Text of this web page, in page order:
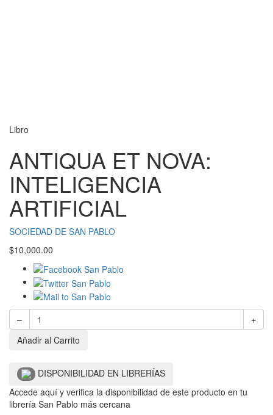
Libro
ANTIQUA ET NOVA:
INTELIGENCIA
ARTIFICIAL
SOCIEDAD DE SAN PABLO
$10,000.00
–
+
Añadir al Carrito
DISPONIBILIDAD EN LIBRERÍAS
Accede aquí y verifica la disponibilidad de este producto en tu
librería San Pablo más cercana